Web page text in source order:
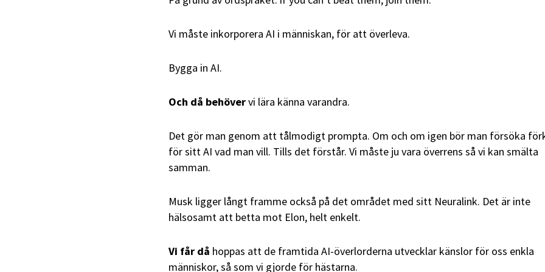
Vi måste inkorporera AI i människan, för att överleva.
Bygga in AI.
Och då behövervi lära känna varandra.
Det gör man genom att tålmodigt prompta. Om och om igen bör man försöka
för sitt AI vad man vill. Tills det förstår. Vi måste ju vara överrens så vi kan smälta
samman.
Musk ligger långt framme också på det området med sitt Neuralink. Det är inte
hälsosamt att betta mot Elon, helt enkelt.
Vi får då hoppas att de framtida AI-överlorderna utvecklar känslor för oss enkla
människor, så som vi gjorde för hästarna.